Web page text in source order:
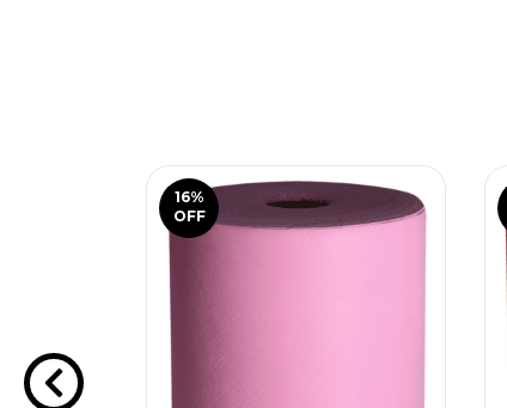
16%
OFF